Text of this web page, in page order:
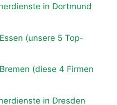
in Dortmund
(unsere 5 Top-
(diese 4 Firmen
in Dresden